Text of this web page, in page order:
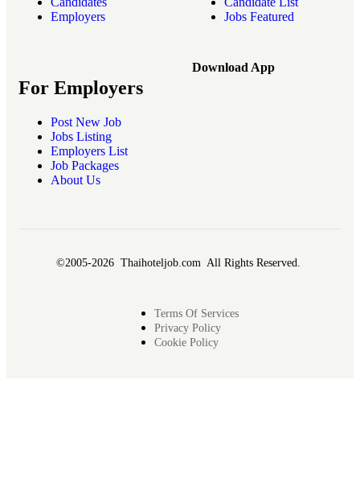
Employers
Jobs Featured
For Employers
Post New Job
Jobs Listing
Employers List
Job Packages
About Us
Download App
©2005-2026 Thaihoteljob.com All Rights Reserved.
Terms Of Services
Privacy Policy
Cookie Policy